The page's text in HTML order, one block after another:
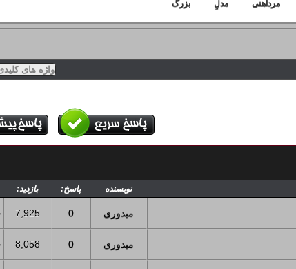
مردآهنی مدلِ بزرگ
نویسنده پاسخ: بازدید:
میدوری 0
7,925
میدوری 0
8,058